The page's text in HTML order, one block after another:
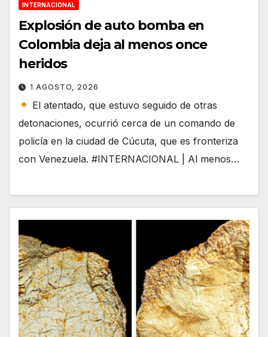
INTERNACIONAL
Explosión de auto bomba en
Colombia deja al menos once
heridos
1 AGOSTO, 2026
El atentado, que estuvo seguido de otras
detonaciones, ocurrió cerca de un comando de
policía en la ciudad de Cúcuta, que es fronteriza
con Venezuela. #INTERNACIONAL | Al menos…